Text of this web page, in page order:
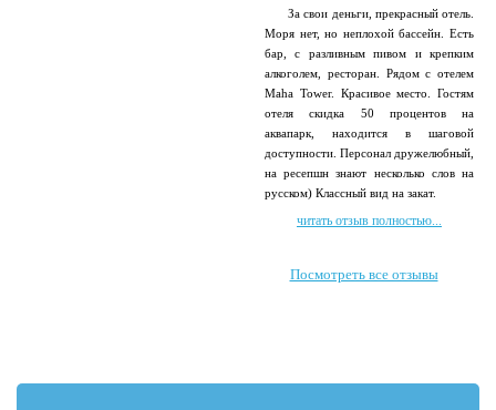
За свои деньги, прекрасный отель.
Моря нет, но неплохой бассейн. Есть
бар, с разливным пивом и крепким
алкоголем, ресторан. Рядом с отелем
Maha Tower. Красивое место. Гостям
отеля скидка 50 процентов на
аквапарк, находится в шаговой
доступности. Персонал дружелюбный,
на ресепшн знают несколько слов на
русском) Классный вид на закат.
читать отзыв полностью...
Посмотреть все отзывы